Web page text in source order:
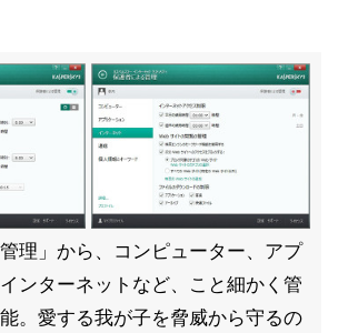
管理」から、コンピューター、アプ
ンターネットなど、こと細かく管
。愛する我が子を脅威から守るの